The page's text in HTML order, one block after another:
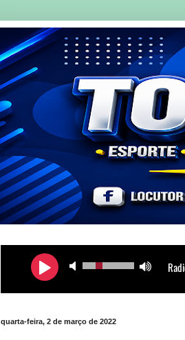
quarta-feira, 2 de março de 2022